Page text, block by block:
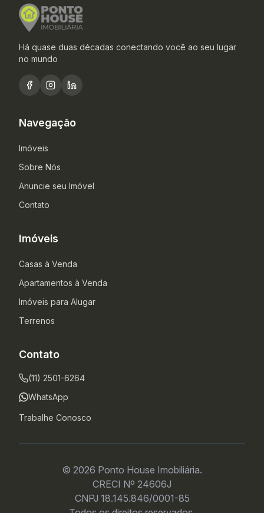
Há quase duas décadas conectando você ao seu lugar
no mundo
Navegação
Imóveis
Sobre Nós
Anuncie seu Imóvel
Contato
Imóveis
Casas à Venda
Apartamentos à Venda
Imóveis para Alugar
Terrenos
Contato
(11) 2501-6264
WhatsApp
Trabalhe Conosco
© 2026 Ponto House Imobiliária.
CRECI Nº 24606J
CNPJ 18.145.846/0001-85